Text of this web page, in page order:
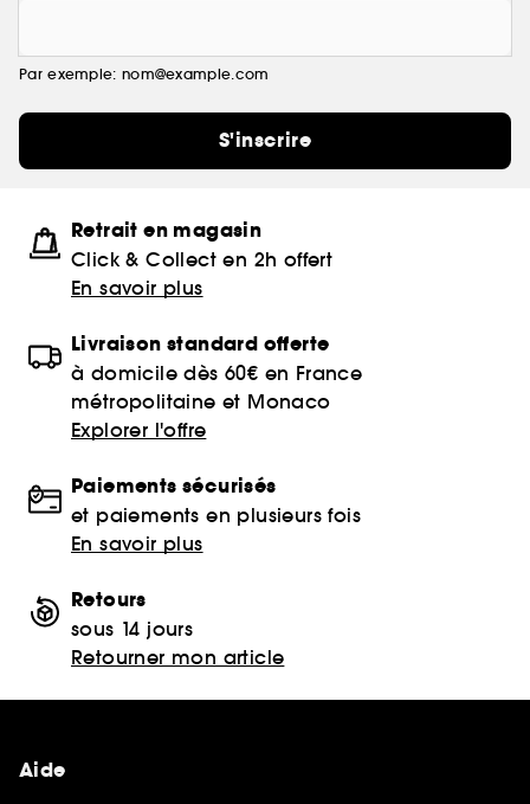
Par exemple: nom@example.com
S'inscrire
Retrait en magasin
Click & Collect en 2h offert
En savoir plus
Livraison standard offerte
à domicile dès 60€ en France
métropolitaine et Monaco
Explorer l'offre
Paiements sécurisés
et paiements en plusieurs fois
En savoir plus
Retours
sous 14 jours
Retourner mon article
Aide